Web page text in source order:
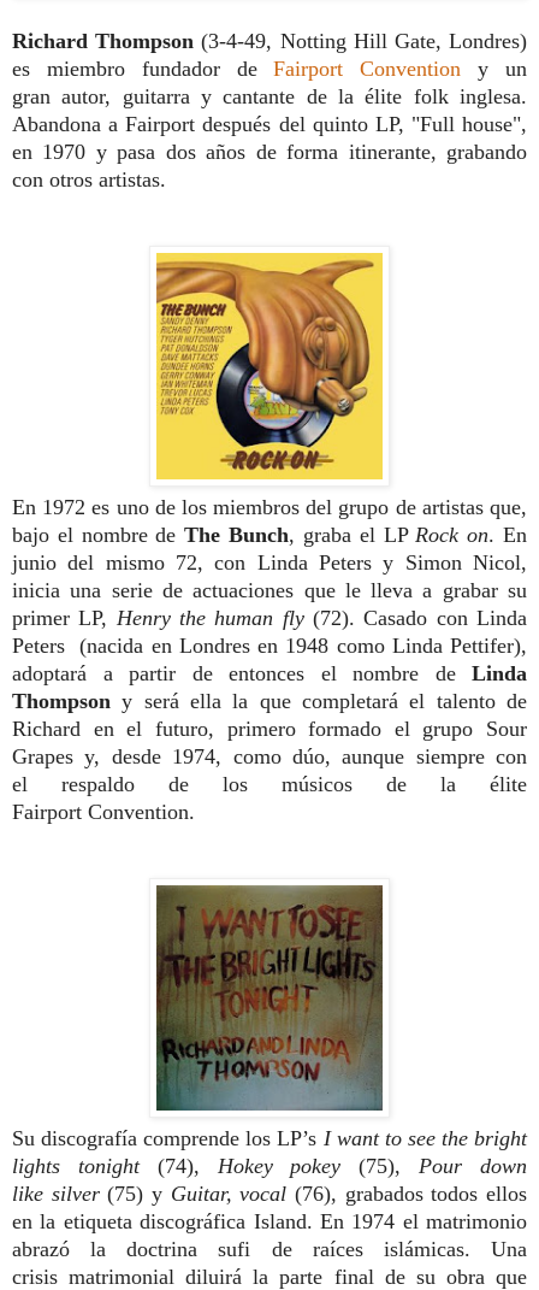
Richard Thompson (3-4-49, Notting Hill Gate, Londres)
es miembro fundador deFairport Conventiony un
granautor, guitarra y cantante de la élite folkinglesa.
Abandona a Fairport después del quinto LP, "Full house",
en 1970 y pasa dosaños de forma itinerante, grabando
con otros artistas.
En 1972 es uno de losmiembros del grupo de artistas que,
bajo el nombre deThe Bunch, graba el LP Rockon. En
junio del mismo 72, con Linda Peters y Simon Nicol,
inicia una serie deactuaciones que le lleva a grabar su
primerLP, Henry the human fly(72). Casado conLinda
Peters (nacida en Londres en 1948 como Linda Pettifer),
adoptará a partir de entonces el nombre de Linda
Thompson y será ella la que completará el talento de
Richard en el futuro, primeroformado el grupo Sour
Grapes y, desde 1974, como dúo, aunque siempre con
el respaldo de los músicos de la élite
Fairport Convention.
Su discografía comprende losLP’s I want to see the bright
lights tonight
(74), Hokey pokey (75), Pour down
like silver(75) y Guitar, vocal (76), grabados todos ellos
en la etiqueta discográfica Island. En 1974 el matrimonio
abrazó la doctrina sufi de raíces islámicas. Una
crisismatrimonial diluirá la parte final de su obra que